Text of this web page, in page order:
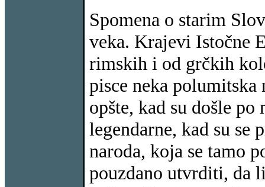
Spomena o starim
veka. Krajevi Istočne
rimskih i od grčkih
pisce neka
opšte, kad su došle
legendarne, kad su se
naroda, koja se tamo
pouzdano utvrditi, da